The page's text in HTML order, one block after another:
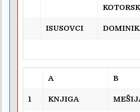
ISUSOVCI
A B
1 KNJIGA